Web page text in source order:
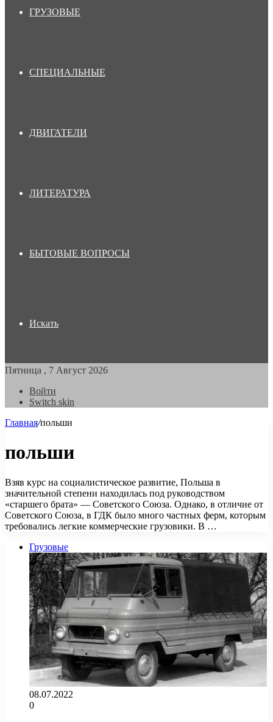
ГРУЗОВЫЕ
СПЕЦИАЛЬНЫЕ
ДВИГАТЕЛИ
ЛИТЕРАТУРА
БЫТОВЫЕ ВОПРОСЫ
Искать
Пятница , 7 Август 2026
Войти
Switch skin
Главная/польши
польши
Взяв курс на социалистическое развитие, Польша в
значительной степени находилась под руководством
«старшего брата» — Советского Союза. Однако, в отличие от
Советского Союза, в ГДК было много частных ферм, которым
требовались легкие коммерческие грузовики. В …
Грузовые
08.07.2022
0